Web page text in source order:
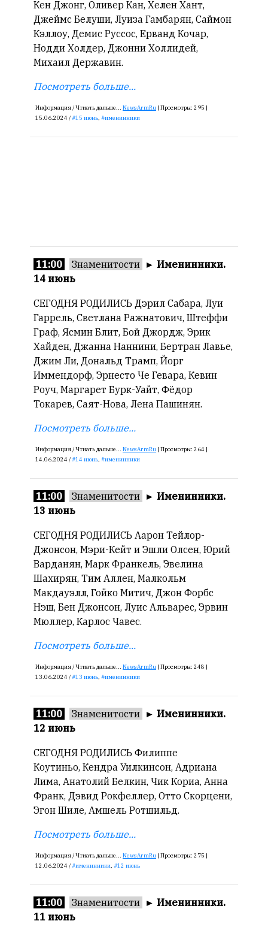
Кен Джонг, Оливер Кан, Хелен Хант,
Джеймс Белуши, Луиза Гамбарян, Саймон
Кэллоу, Демис Руссос, Ерванд Кочар,
Нодди Холдер, Джонни Холлидей,
Михаил Державин.
Посмотреть больше...
Информация /Чтиать дальше... NewsArmRu | Просмотры: 295 |
15.06.2024 /
15 июнь, именинники
11:00 Знаменитости ► Именинники.
14 июнь
СЕГОДНЯ РОДИЛИСЬ Дэрил Сабара, Луи
Гаррель, Светлана Ражнатович, Штеффи
Граф, Ясмин Блит, Бой Джордж, Эрик
Хайден, Джанна Наннини, Бертран Лавье,
Джим Ли, Дональд Трамп, Йорг
Иммендорф, Эрнесто Че Гевара, Кевин
Роуч, Маргарет Бурк-Уайт, Фёдор
Токарев, Саят-Нова, Лена Пашинян.
Посмотреть больше...
Информация /Чтиать дальше... NewsArmRu | Просмотры: 264 |
14.06.2024 /
14 июнь, именинники
11:00 Знаменитости ► Именинники.
13 июнь
СЕГОДНЯ РОДИЛИСЬ Аарон Тейлор-
Джонсон, Мэри-Кейт и Эшли Олсен, Юрий
Варданян, Марк Франкель, Эвелина
Шахирян, Тим Аллен, Малкольм
Макдауэлл, Гойко Митич, Джон Форбс
Нэш, Бен Джонсон, Луис Альварес, Эрвин
Мюллер, Карлос Чавес.
Посмотреть больше...
Информация /Чтиать дальше... NewsArmRu | Просмотры: 248 |
13.06.2024 /
13 июнь, именинники
11:00 Знаменитости ► Именинники.
12 июнь
СЕГОДНЯ РОДИЛИСЬ Филиппе
Коутиньо, Кендра Уилкинсон, Адриана
Лима, Анатолий Белкин, Чик Кориа, Анна
Франк, Дэвид Рокфеллер, Отто Скорцени,
Эгон Шиле, Амшель Ротшильд.
Посмотреть больше...
Информация /Чтиать дальше... NewsArmRu | Просмотры: 275 |
12.06.2024 /
именинники, 12 июнь
11:00 Знаменитости ► Именинники.
11 июнь